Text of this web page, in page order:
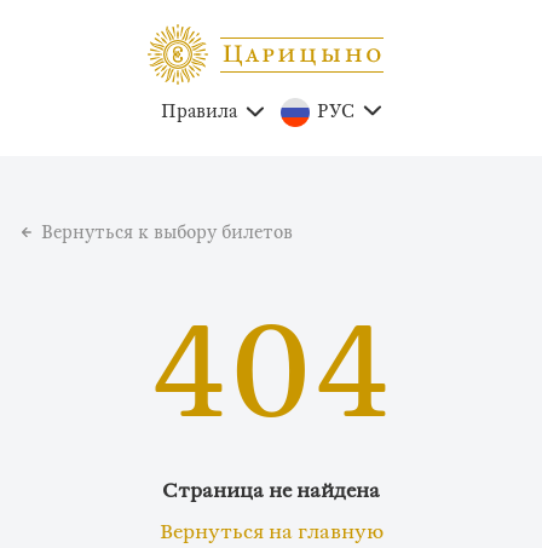
Правила РУС
Вернуться к выбору билетов
404
Страница не найдена
Вернуться на главную